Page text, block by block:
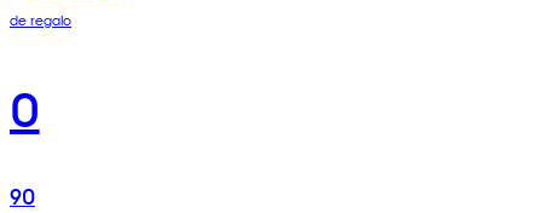
de regalo
0
90